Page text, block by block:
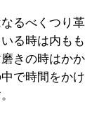
るべくつり
る時は内も
きの時はかか
で時間をか